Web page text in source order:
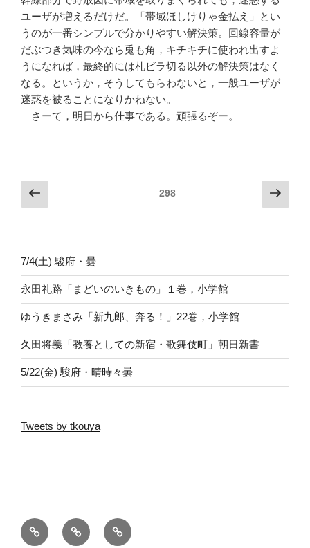
ユーザが増えるだけだ。「帯域ほしけりゃ金払え」とい
うのが一番シンプルで分かりやすい解決策。回線容量が
だぶつき気味の今なら兎も角，キチキチに使われ出すよ
うになれば，最終的には札ビラ切る以外の解決策はなく
なる。というか，そうしてもらわないと，一般ユーザが
迷惑を被ることになりかねない。
さーて，明日から仕事である。頑張るぞー。
投
稿
ペ
ー
ジ
送
り
Previous
page
Page298
Next
page
7/4(土) 駿府・曇
永田礼路「まどいのいきもの」１巻，小学館
ゆうきまさみ「新九郎、奔る！」22巻，小学館
久田将義「教養としての新宿・歌舞伎町」朝日新書
5/22(金) 駿府・晴時々曇
Tweets by tkouya
ホ
ー
RSS
ト
ッ